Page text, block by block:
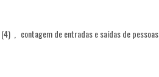
(4) contagem de entradas e saídas de pessoas